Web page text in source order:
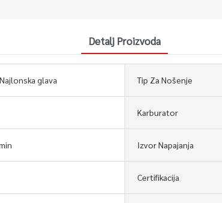
Detalj Proizvoda
glava Tip Za Nošenje
Karburator
Izvor Napajanja
Certifikacija